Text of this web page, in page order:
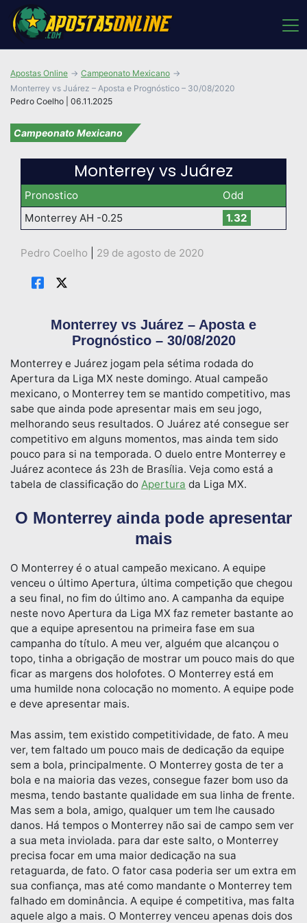
Pedro Coelho | 06.11.2025
Apostas Online
Campeonato Mexicano
Monterrey vs Juárez – Aposta e Prognóstico – 30/08/2020
Campeonato Mexicano
Monterrey vs Juárez
Pronostico
Odd
Monterrey AH -0.25
1.32
Pedro Coelho 29 de agosto de 2020
Monterrey vs Juárez – Aposta e
Prognóstico – 30/08/2020
Monterrey e Juárez jogam pela sétima rodada do
Apertura da Liga MX neste domingo. Atual campeão
mexicano, o Monterrey tem se mantido competitivo, mas
sabe que ainda pode apresentar mais em seu jogo,
melhorando seus resultados. O Juárez até consegue ser
competitivo em alguns momentos, mas ainda tem sido
pouco para si na temporada. O duelo entre Monterrey e
Juárez acontece ás 23h de Brasília. Veja como está a
tabela de classificação do Apertura da Liga MX.
O Monterrey ainda pode apresentar
mais
O Monterrey é o atual campeão mexicano. A equipe
venceu o último Apertura, última competição que chegou
a seu final, no fim do último ano. A campanha da equipe
neste novo Apertura da Liga MX faz remeter bastante ao
que a equipe apresentou na primeira fase em sua
campanha do título. A meu ver, alguém que alcançou o
topo, tinha a obrigação de mostrar um pouco mais do que
ficar as margens dos holofotes. O Monterrey está em
uma humilde nona colocação no momento. A equipe pode
e deve apresentar mais.
Mas assim, tem existido competitividade, de fato. A meu
ver, tem faltado um pouco mais de dedicação da equipe
sem a bola, principalmente. O Monterrey gosta de ter a
bola e na maioria das vezes, consegue fazer bom uso da
mesma, tendo bastante qualidade em sua linha de frente.
Mas sem a bola, amigo, qualquer um tem lhe causado
danos. Há tempos o Monterrey não sai de campo sem ver
a sua meta inviolada. para dar este salto, o Monterrey
precisa focar em uma maior dedicação na sua
retaguarda, de fato. O fator casa poderia ser um extra em
sua confiança, mas até como mandante o Monterrey tem
falhado em dominância. A equipe é competitiva, mas falta
aquele algo a mais. O Monterrey venceu apenas dois dos